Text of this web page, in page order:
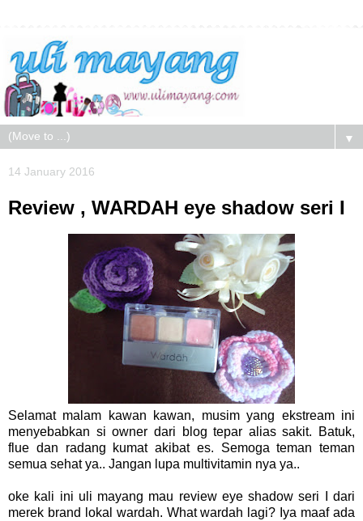
▼
14 January 2016
Review , WARDAH eye shadow seri I
Selamat malam kawan kawan, musim yang ekstream ini
menyebabkan si owner dari blog tepar alias sakit. Batuk,
flue dan radang kumat akibat es. Semoga teman teman
semua sehat ya.. Jangan lupa multivitamin nya ya..
oke kali ini uli mayang mau review eye shadow seri I dari
merek brand lokal wardah. What wardah lagi? Iya maaf ada